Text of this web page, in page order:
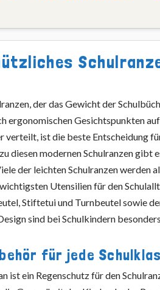
der das Gewicht der
ergonomischen Gesichtspunkten
verteilt, ist die beste Entscheidung
diesen modernen Schulranzen gibt
der leichten Schulranzen werden
Utensilien für den
Stiftetui und Turnbeutel sowie
sind bei Schulkindern
für jede
ist ein Regenschutz für den